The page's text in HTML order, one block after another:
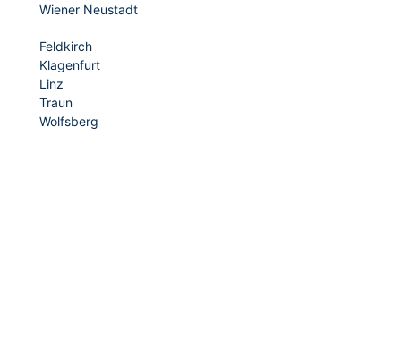
Wiener Neustadt
Feldkirch
Klagenfurt
Linz
Traun
Wolfsberg